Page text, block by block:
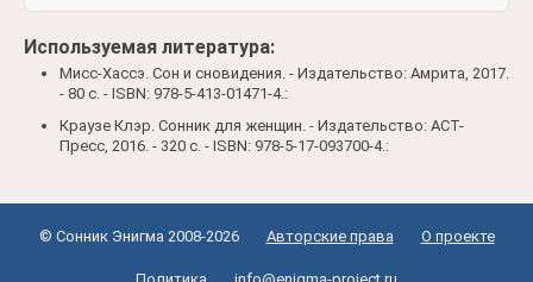
Используемая литература:
Мисс-Хассэ. Сон и сновидения. - Издательство: Амрита, 2017.
- 80 c. - ISBN: 978-5-413-01471-4.:
Краузе Клэр. Сонник для женщин. - Издательство: АСТ-
Пресс, 2016. - 320 c. - ISBN: 978-5-17-093700-4.:
© Сонник Энигма 2008-2026 Авторские права О проекте